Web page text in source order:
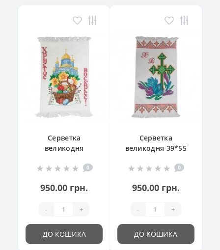
Серветка
великодня
кошик"
0
950.00 грн.
- +
ДО КОШИКА
Серветка
великодня 39*55
0
950.00 грн.
- +
ДО КОШИКА